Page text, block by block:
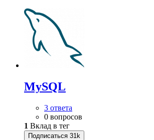
MySQL
3 ответа
0 вопросов
1 Вклад в тег
Подписаться 31k